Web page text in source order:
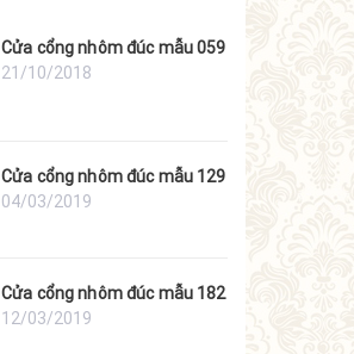
Cửa cổng nhôm đúc mẫu 059
21/10/2018
Cửa cổng nhôm đúc mẫu 129
04/03/2019
Cửa cổng nhôm đúc mẫu 182
12/03/2019